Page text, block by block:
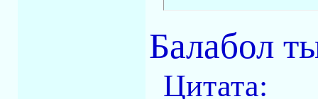
Балабол
Цитата: